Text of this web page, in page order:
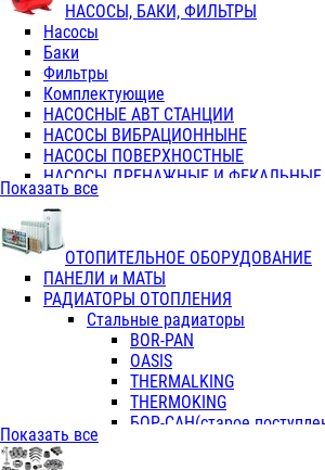
ТРОЙНИКИ ПЕРЕХОДНЫЕ /
ТРОЙНИКИ С ВНУТРЕННЕЙ
КОЛЬЦА РЕЗИНОВЫЕ
ТРУБЫ НАПОРНЫЕ
ТРУБЫ ГОФРИРОВАННЫЕ
ТРУБЫ ПОЛИЭТИЛЕНОВЫЕ
НАСОСЫ, БАКИ, ФИЛЬТРЫ
Насосы
Баки
Фильтры
Комплектующие
НАСОСНЫЕ АВТ СТАНЦИИ
НАСОСЫ ВИБРАЦИОННЫНЕ
НАСОСЫ ПОВЕРХНОСТНЫЕ
НАСОСЫ ДРЕНАЖНЫЕ И ФЕКАЛЬНЫЕ
НАСОСЫ ПОВЫСИТ и
НАСОСЫ СКВАЖИННЫЕ
Показать все
ОТОПИТЕЛЬНОЕ ОБОРУДОВАНИЕ
ПАНЕЛИ и МАТЫ
РАДИАТОРЫ ОТОПЛЕНИЯ
Стальные радиаторы
BOR-PAN
OASIS
THERMALKING
THERMOKING
БОР-САН(старое
Показать все